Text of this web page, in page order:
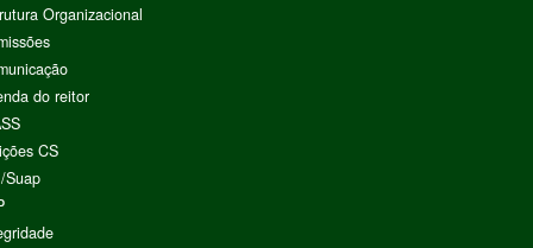
Organizacional
do reitor
CS
Suap